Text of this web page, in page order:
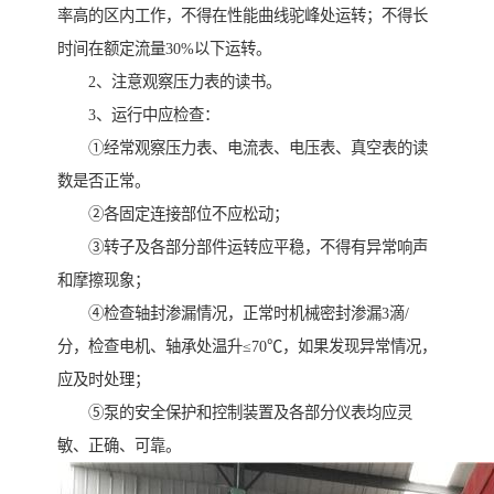
率高的区内工作，不得在性能曲线驼峰处运转；不得长
时间在额定流量30%以下运转。
2、注意观察压力表的读书。
3、运行中应检查：
①经常观察压力表、电流表、电压表、真空表的读
数是否正常。
②各固定连接部位不应松动；
③转子及各部分部件运转应平稳，不得有异常响声
和摩擦现象；
④检查轴封渗漏情况，正常时机械密封渗漏3滴/
分，检查电机、轴承处温升≤70℃，如果发现异常情况，
应及时处理；
⑤泵的安全保护和控制装置及各部分仪表均应灵
敏、正确、可靠。